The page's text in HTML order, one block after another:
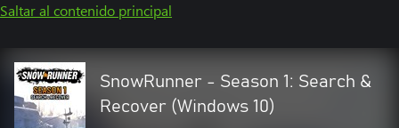
Saltar al contenido principal
SnowRunner - Season 1: Search &
Recover (Windows 10)